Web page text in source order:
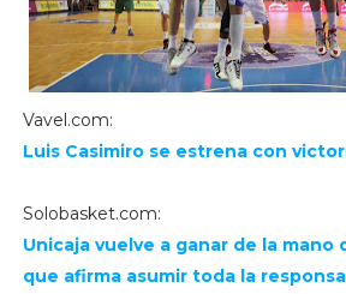
Vavel.com:
Luis Casimiro se estrena con
Solobasket.com:
Unicaja vuelve a ganar de la mano
que afirma asumir toda la